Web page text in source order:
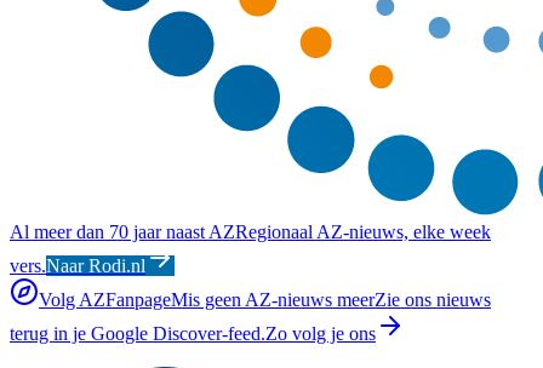
Al meer dan 70 jaar naast AZRegionaal AZ-nieuws, elke week
vers.Naar Rodi.nl
Volg AZFanpageMis geen AZ-nieuws meerZie ons nieuws
terug in je Google Discover-feed.Zo volg je ons